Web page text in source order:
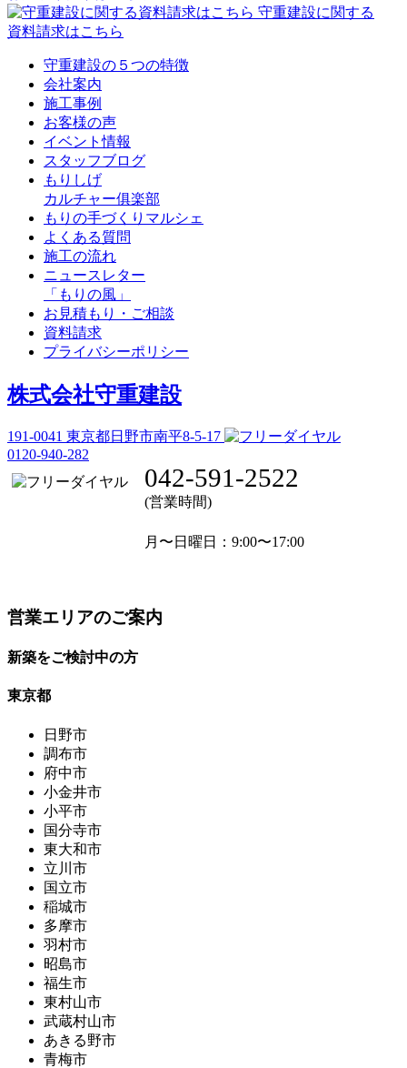
守重建設に関する
資料請求はこちら
守重建設の５つの特徴
会社案内
施工事例
お客様の声
イベント情報
スタッフブログ
もりしげ
カルチャー俱楽部
もりの手づくりマルシェ
よくある質問
施工の流れ
ニュースレター
「もりの風」
お見積もり・ご相談
資料請求
プライバシーポリシー
株式会社守重建設
191-0041 東京都日野市南平8-5-17
0120-940-282
042-591-2522
(営業時間)
月〜日曜日 ：9:00〜17:00
営業エリアのご案内
新築をご検討中の方
東京都
日野市
調布市
府中市
小金井市
小平市
国分寺市
東大和市
立川市
国立市
稲城市
多摩市
羽村市
昭島市
福生市
東村山市
武蔵村山市
あきる野市
青梅市